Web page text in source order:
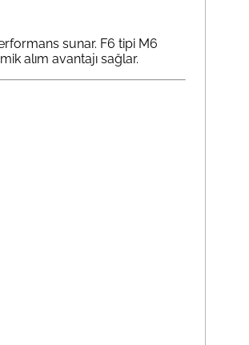
sunar. F6 tipi M6
alım avantajı sağlar.